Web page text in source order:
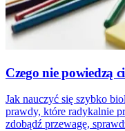
Czego nie powiedzą
Jak nauczyć się szybko
prawdy, które radykalnie
zdobądź przewagę,